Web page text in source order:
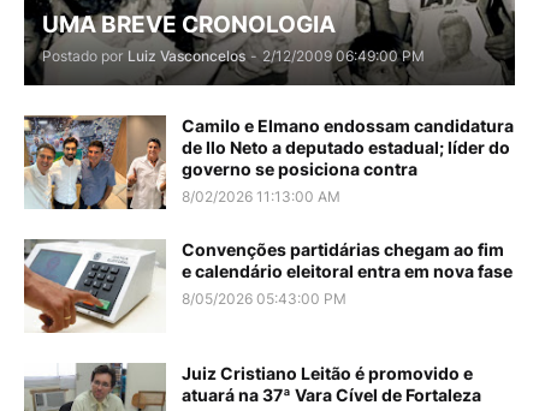
UMA BREVE CRONOLOGIA
Postado por Luiz Vasconcelos - 2/12/2009 06:49:00 PM
Camilo e Elmano endossam candidatura
de Ilo Neto a deputado estadual; líder do
governo se posiciona contra
8/02/2026 11:13:00 AM
Convenções partidárias chegam ao fim
e calendário eleitoral entra em nova fase
8/05/2026 05:43:00 PM
Juiz Cristiano Leitão é promovido e
atuará na 37ª Vara Cível de Fortaleza